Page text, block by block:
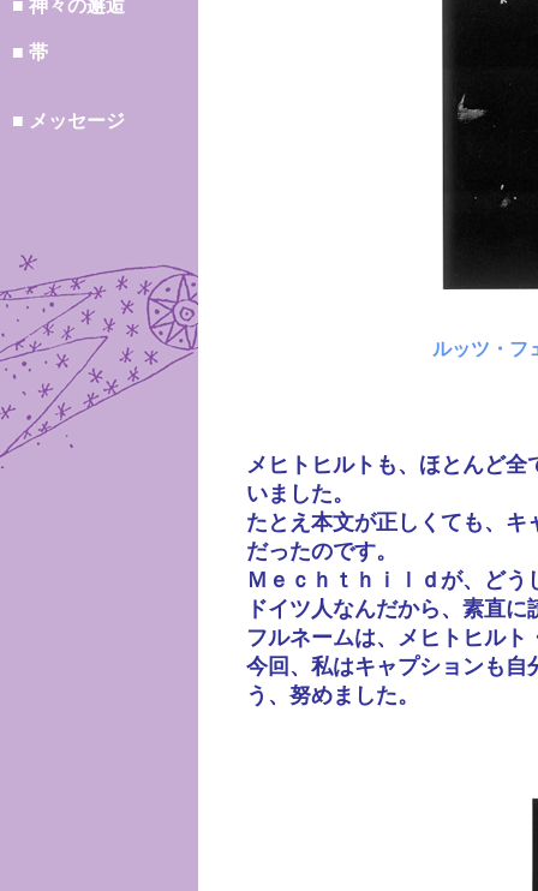
■ 神々の邂逅
■ 帯
■ メッセージ
ルッツ・フ
メヒトヒルトも、ほとんど
いました。
たとえ本文が正しくても、
だったのです。
Ｍｅｃｈｔｈｉｌｄが、ど
ドイツ人なんだから、素直
フルネームは、メヒトヒルト
今回、私はキャプションも自
う、努めました。